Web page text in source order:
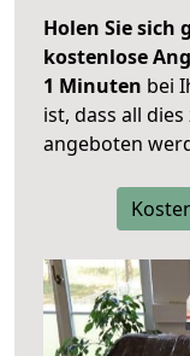
Holen Sie sich
kostenlose
1 Minuten bei
ist, dass all
angeboten